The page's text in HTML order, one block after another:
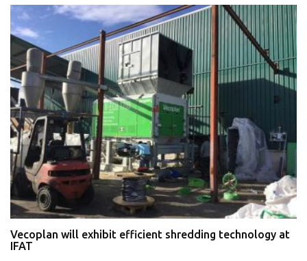
Vecoplan will exhibit efficient shredding technology at
IFAT